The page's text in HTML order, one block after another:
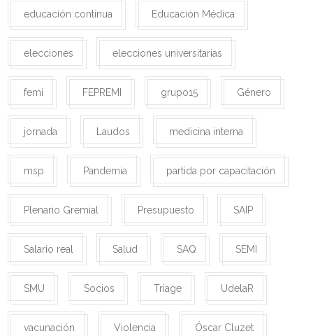
educación continua Educación Médica
elecciones elecciones universitarias
femi FEPREMI grupo15 Género
jornada Laudos medicina interna
msp Pandemia partida por capacitación
Plenario Gremial Presupuesto SAIP
Salario real Salud SAQ SEMI
SMU Socios Triage UdelaR
vacunación Violencia Óscar Cluzet